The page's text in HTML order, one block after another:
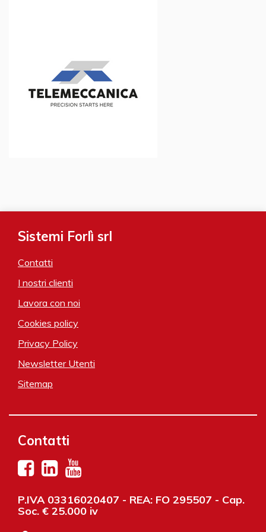
Sistemi Forlì srl
Contatti
I nostri clienti
Lavora con noi
Cookies policy
Privacy Policy
Newsletter Utenti
Sitemap
Contatti
P.IVA 03316020407 - REA: FO 295507 - Cap.
Soc. € 25.000 iv